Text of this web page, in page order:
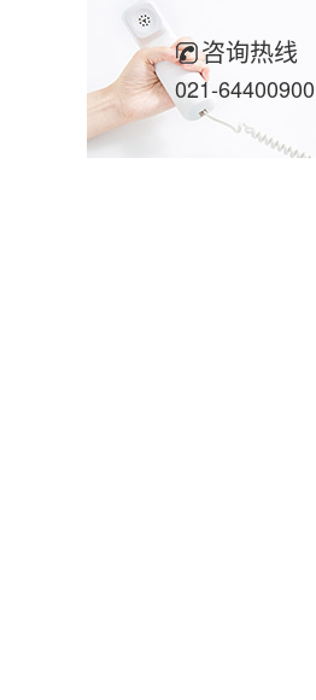
咨询热线
021-64400900